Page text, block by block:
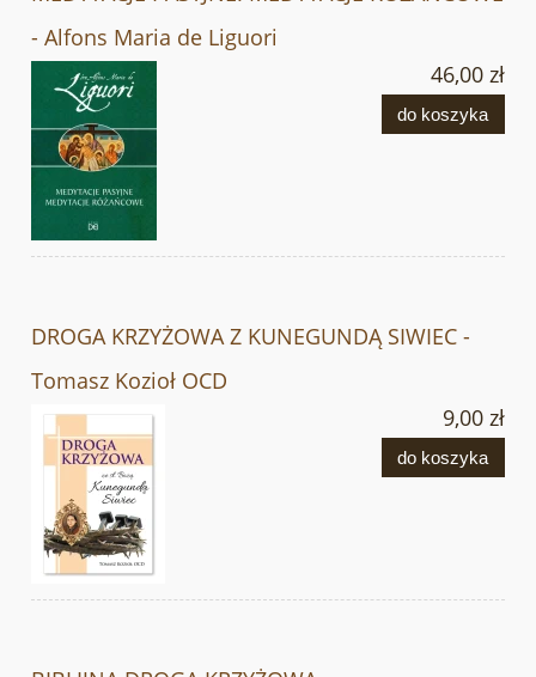
- Alfons Maria de Liguori
46,00 zł
do koszyka
DROGA KRZYŻOWA Z KUNEGUNDĄ SIWIEC -
Tomasz Kozioł OCD
9,00 zł
do koszyka